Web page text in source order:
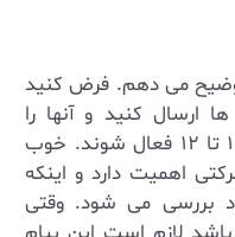
توضیح می دهم. فرض کنید
ارسال کنید و آنها را
تشویق کنید که امروز از ساعت ۱۰ تا ۱۲ فعال شوند. خوب
اهمیت دارد و اینکه
بررسی می شود. وقتی